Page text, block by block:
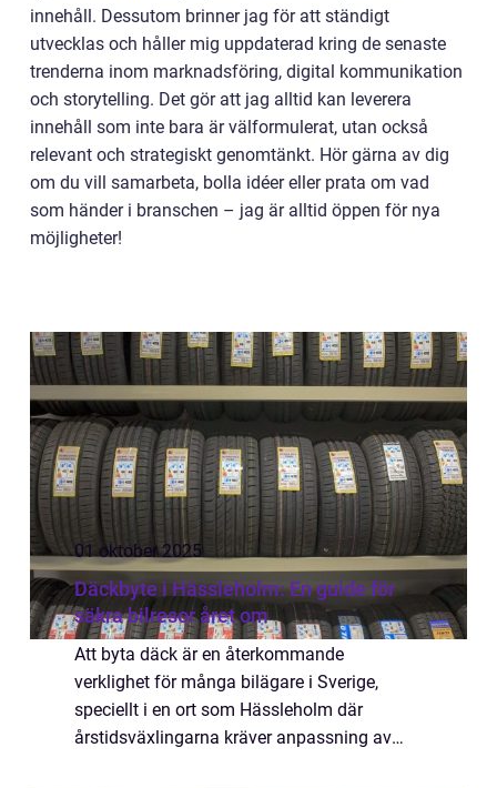
innehåll. Dessutom brinner jag för att ständigt
utvecklas och håller mig uppdaterad kring de senaste
trenderna inom marknadsföring, digital kommunikation
och storytelling. Det gör att jag alltid kan leverera
innehåll som inte bara är välformulerat, utan också
relevant och strategiskt genomtänkt. Hör gärna av dig
om du vill samarbeta, bolla idéer eller prata om vad
som händer i branschen – jag är alltid öppen för nya
möjligheter!
01 oktober 2025
Däckbyte i Hässleholm: En guide för
säkra bilresor året om
Att byta däck är en återkommande
verklighet för många bilägare i Sverige,
speciellt i en ort som Hässleholm där
årstidsväxlingarna kräver anpassning av